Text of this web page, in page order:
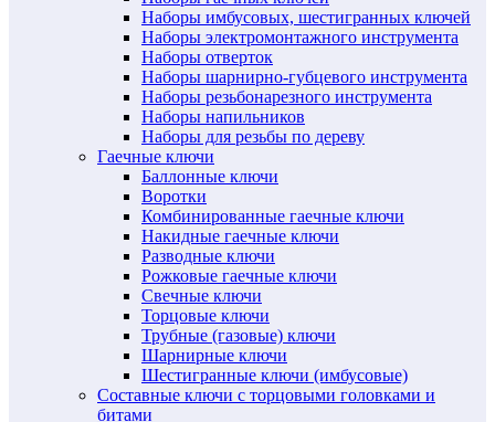
Наборы имбусовых, шестигранных ключей
Наборы электромонтажного инструмента
Наборы отверток
Наборы шарнирно-губцевого инструмента
Наборы резьбонарезного инструмента
Наборы напильников
Наборы для резьбы по дереву
Гаечные ключи
Баллонные ключи
Воротки
Комбинированные гаечные ключи
Накидные гаечные ключи
Разводные ключи
Рожковые гаечные ключи
Свечные ключи
Торцовые ключи
Трубные (газовые) ключи
Шарнирные ключи
Шестигранные ключи (имбусовые)
Составные ключи с торцовыми головками и
битами